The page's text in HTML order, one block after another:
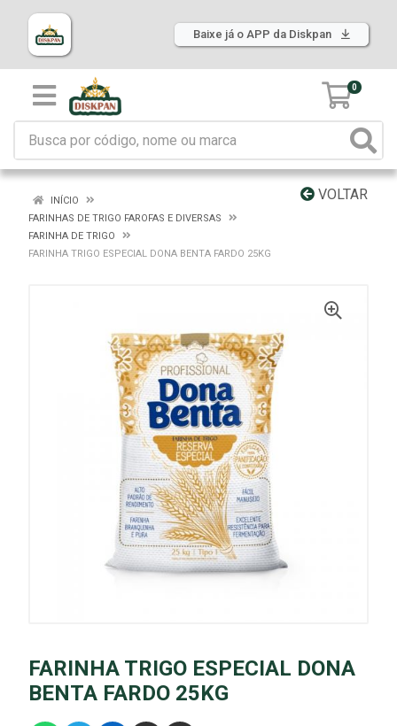
Baixe já o APP da Diskpan
0
VOLTAR
INÍCIO
FARINHAS DE TRIGO FAROFAS E DIVERSAS
FARINHA DE TRIGO
FARINHA TRIGO ESPECIAL DONA BENTA FARDO 25KG
FARINHA TRIGO ESPECIAL DONA
BENTA FARDO 25KG